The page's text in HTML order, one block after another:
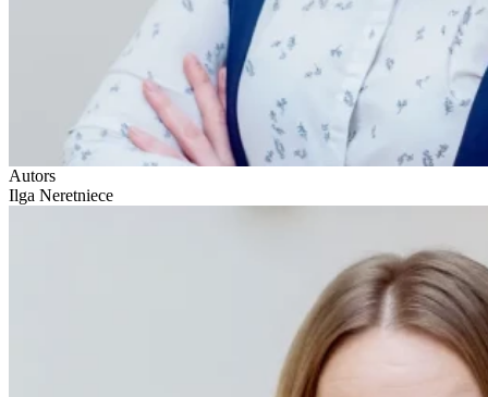
Autors
Ilga Neretniece